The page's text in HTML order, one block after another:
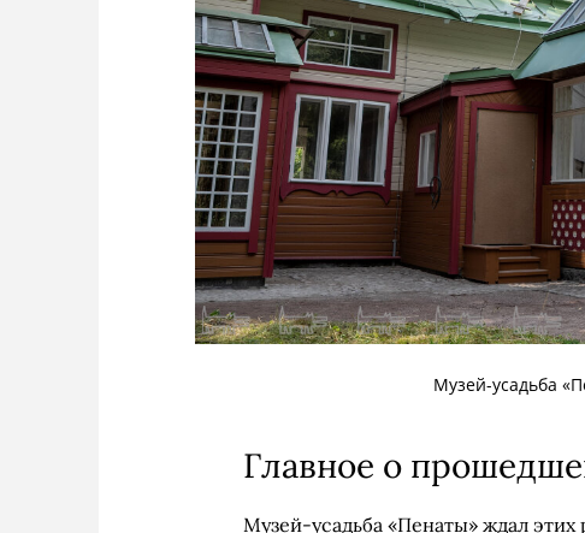
Музей-усадьба
Главное о
Музей-усадьба «Пенаты» ждал